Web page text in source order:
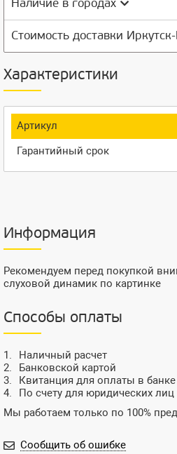
Наличие в городах
Стоимость доставки
Характеристики
Артикул
Гарантийный срок
Информация
Рекомендуем перед покупкой
слуховой динамик по картинке
Способы оплаты
Наличный расчет
Банковской картой
Квитанция для оплаты в
По счету для юридических лиц
Мы работаем только по 100%
Сообщить об ошибке